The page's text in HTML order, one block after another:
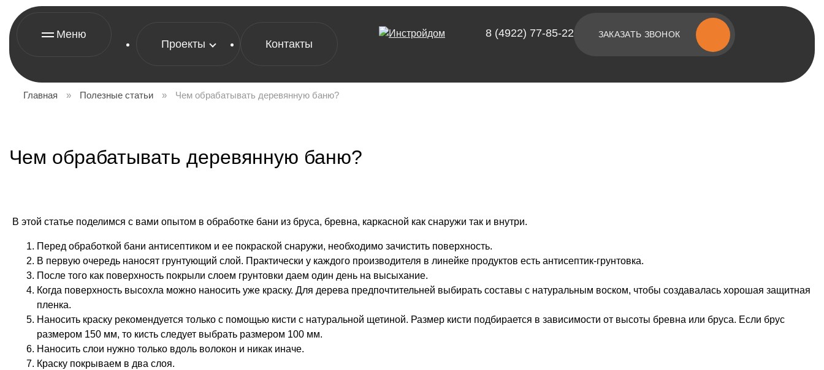
Меню
Проекты
Контакты
8 (4922) 77-85-22 ЗАКАЗАТЬ ЗВОНОК
Барнхаусы
Дачные дома
[ выставочный дом-офис ]
г. Владимир,
[ наши соцсети ]
Главная » Полезные статьи » Чем обрабатывать деревянную баню?
Чем обрабатывать деревянную баню?
В этой статье поделимся с вами опытом в обработке бани из бруса, бревна, каркасной как снаружи так и внутри.
Перед обработкой бани антисептиком и ее покраской снаружи, необходимо зачистить поверхность.
В первую очередь наносят грунтующий слой. Практически у каждого производителя в линейке продуктов есть антисептик-грунтовка.
После того как поверхность покрыли слоем грунтовки даем один день на высыхание.
Когда поверхность высохла можно наносить уже краску. Для дерева предпочтительней выбирать составы с натуральным воском, чтобы создавалась хорошая защитная
пленка.
Наносить краску рекомендуется только с помощью кисти с натуральной щетиной. Размер кисти подбирается в зависимости от высоты бревна или бруса. Если брус
размером 150 мм, то кисть следует выбрать размером 100 мм.
Наносить слои нужно только вдоль волокон и никак иначе.
Краску покрываем в два слоя.